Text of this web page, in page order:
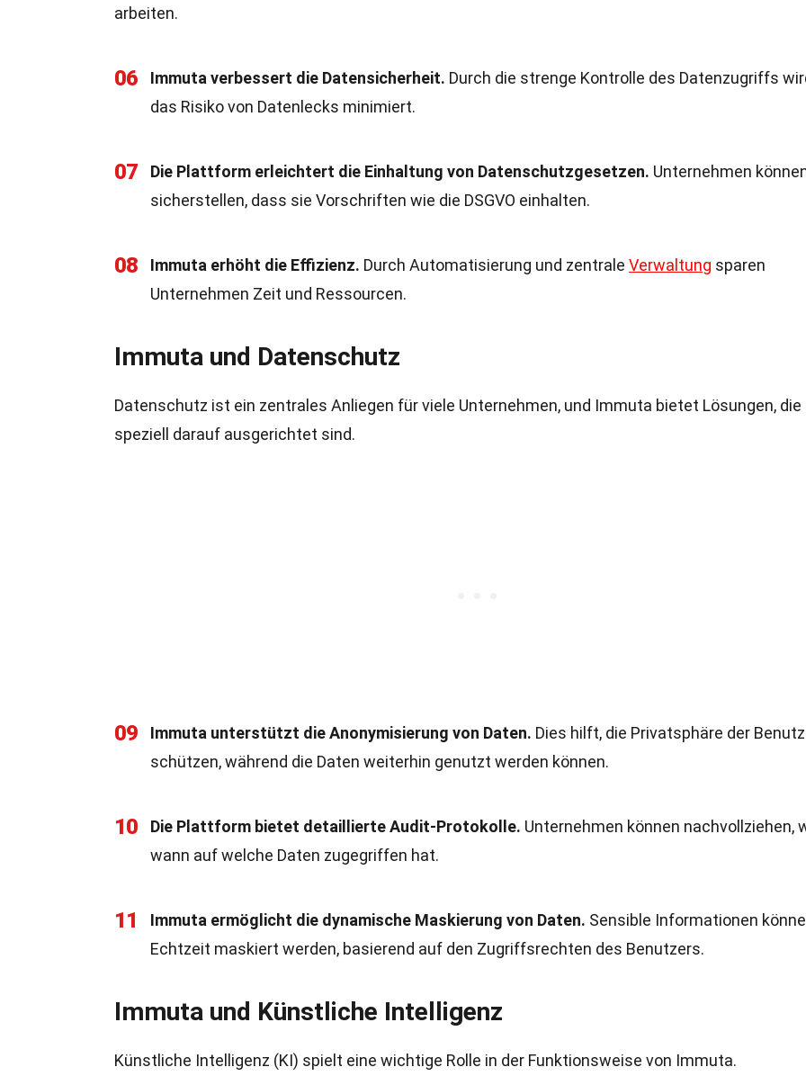
arbeiten.
06 Immuta verbessert die Datensicherheit. Durch die strenge Kontrolle des Datenzugriffs
das Risiko von Datenlecks minimiert.
07 Die Plattform erleichtert die Einhaltung von Datenschutzgesetzen. Unternehmen
sicherstellen, dass sie Vorschriften wie die DSGVO einhalten.
08 Immuta erhöht die Effizienz. Durch Automatisierung und zentrale Verwaltung sparen
Unternehmen Zeit und Ressourcen.
Immuta und Datenschutz
Datenschutz ist ein zentrales Anliegen für viele Unternehmen, und Immuta bietet Lösungen, die
speziell darauf ausgerichtet sind.
09 Immuta unterstützt die Anonymisierung von Daten. Dies hilft, die Privatsphäre der
schützen, während die Daten weiterhin genutzt werden können.
10 Die Plattform bietet detaillierte Audit-Protokolle. Unternehmen können nachvollziehen,
wann auf welche Daten zugegriffen hat.
11 Immuta ermöglicht die dynamische Maskierung von Daten. Sensible Informationen
Echtzeit maskiert werden, basierend auf den Zugriffsrechten des Benutzers.
Immuta und Künstliche Intelligenz
Künstliche Intelligenz (KI) spielt eine wichtige Rolle in der Funktionsweise von Immuta.